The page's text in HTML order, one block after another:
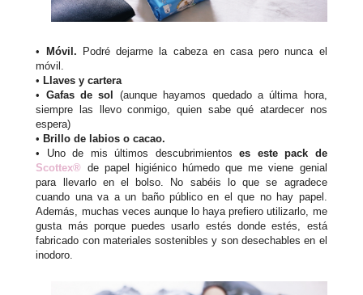
• Móvil. Podré dejarme la cabeza en casa pero nunca el
móvil.
• Llaves y cartera
• Gafas de sol
(aunque hayamos quedado a última hora,
siempre las llevo conmigo, quien sabe qué atardecer nos
espera)
• Brillo de labios o cacao.
• Uno de mis últimos descubrimientoses este pack de
Scottex® de papel higiénico húmedo que me viene genial
para llevarlo en el bolso. No sabéis lo que se agradece
cuando una va a un baño público en el que no hay papel.
Además, muchas veces aunque lo haya prefiero utilizarlo, me
gusta más porque puedes usarlo estés donde estés, está
fabricado con materiales sostenibles y son desechables en el
inodoro.